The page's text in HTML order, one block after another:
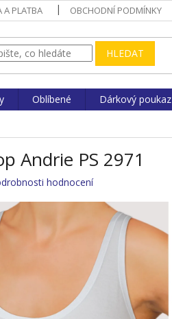
A PLATBA OBCHODNÍ PODMÍNKY
HLEDAT
Oblíbené Dárkový poukaz
Andrie PS 2971
hodnocení